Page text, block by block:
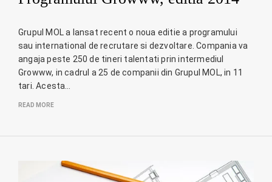
Grupul MOL a lansat recent o noua editie a programului
sau international de recrutare si dezvoltare. Compania va
angaja peste 250 de tineri talentati prin intermediul
Growww, in cadrul a 25 de companii din Grupul MOL, in 11
tari. Acesta…
READ MORE